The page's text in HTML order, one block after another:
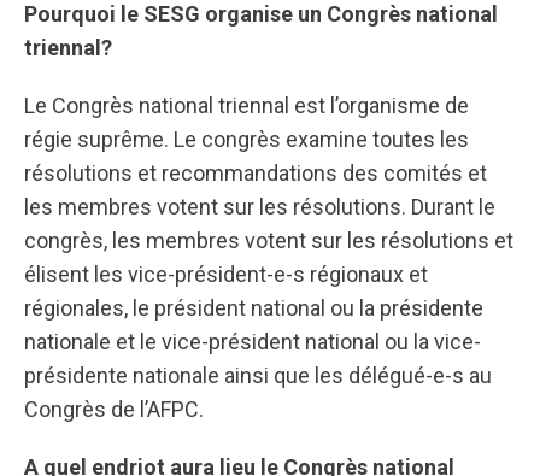
Pourquoi le SESG organise un Congrès national
triennal?
Le Congrès national triennal est l’organisme de
régie suprême. Le congrès examine toutes les
résolutions et recommandations des comités et
les membres votent sur les résolutions. Durant le
congrès, les membres votent sur les résolutions et
élisent les vice-président-e-s régionaux et
régionales, le président national ou la présidente
nationale et le vice-président national ou la vice-
présidente nationale ainsi que les délégué-e-s au
Congrès de l’AFPC.
A quel endriot aura lieu le Congrès national